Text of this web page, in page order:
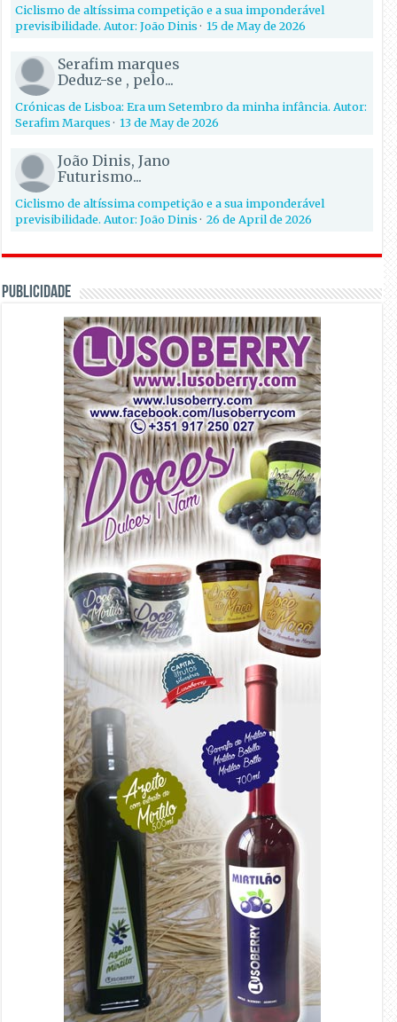
Ciclismo de altíssima competição e a sua imponderável
previsibilidade. Autor: João Dinis·15 de May de 2026
Serafim marques
Deduz-se , pelo...
Crónicas de Lisboa: Era um Setembro da minha infância. Autor:
Serafim Marques·13 de May de 2026
João Dinis, Jano
Futurismo...
Ciclismo de altíssima competição e a sua imponderável
previsibilidade. Autor: João Dinis·26 de April de 2026
PUBLICIDADE